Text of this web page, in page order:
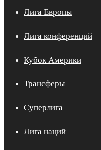
Лига Европы
Лига конференций
Кубок Америки
Трансферы
Суперлига
Лига наций